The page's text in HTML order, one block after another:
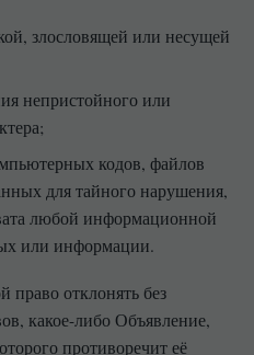
злословящей или несущей
непристойного или
кодов, файлов
для тайного нарушения,
любой информационной
или информации.
право отклонять без
какое-либо Объявление,
противоречит её